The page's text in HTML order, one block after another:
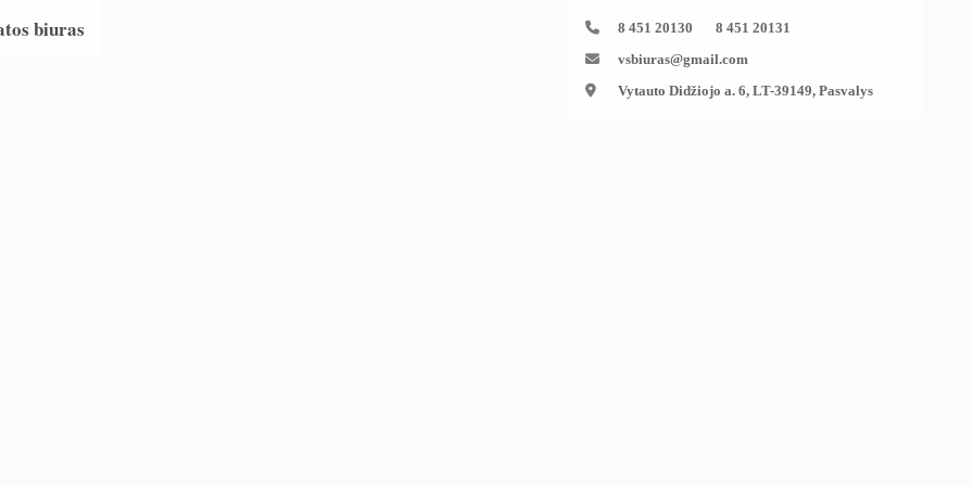
biuras
8 451 20130 8 451 20131
vsbiuras@gmail.com
Vytauto Didžiojo a. 6, LT-39149, Pasvalys